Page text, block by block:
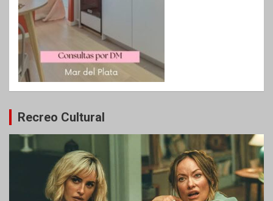
Recreo Cultural